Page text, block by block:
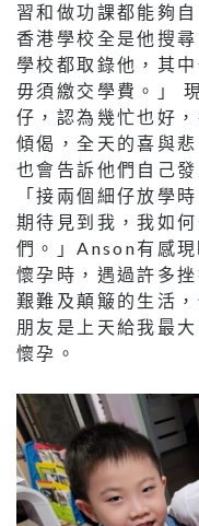
習和做功課都能夠
香港學校全是他搜
學校都取錄他，其
毋須繳交學費。」
仔，認為幾忙也好
傾偈，全天的喜與
也會告訴他們自己
「接兩個細仔放學
期待見到我，我如
們。」Anson有感
懷孕時，遇過許多
艱難及顛簸的生活
朋友是上天給我最
懷孕。